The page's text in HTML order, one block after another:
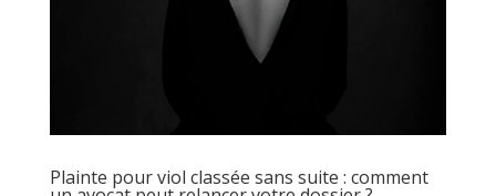
Plainte pour viol classée sans suite : comment